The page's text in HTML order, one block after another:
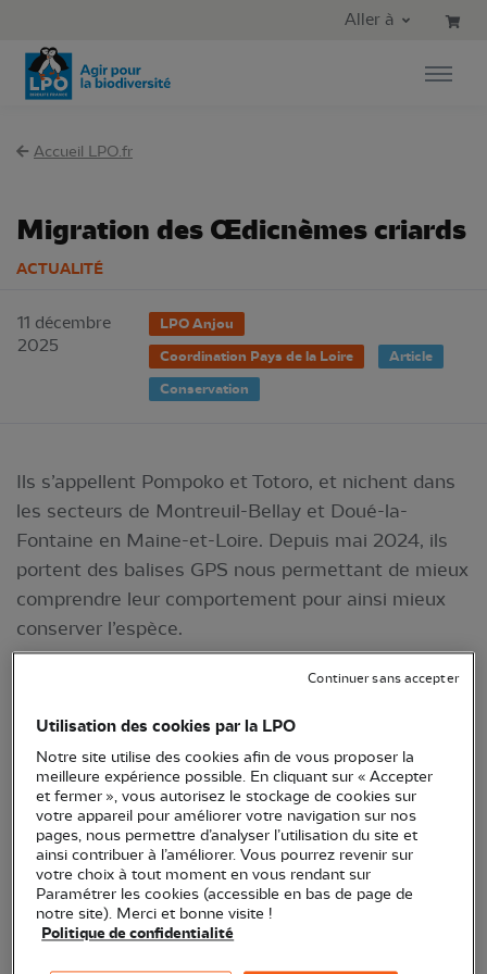
Aller au menu principal
Aller à
Accueil LPO.fr
Migration des Œdicnèmes criards
ACTUALITÉ
11 décembre
2025
LPO Anjou
Coordination Pays de la Loire
Article
Conservation
Ils s’appellent Pompoko et Totoro, et nichent dans
les secteurs de Montreuil-Bellay et Doué-la-
Fontaine en Maine-et-Loire. Depuis mai 2024, ils
portent des balises GPS nous permettant de mieux
comprendre leur comportement pour ainsi mieux
conserver l’espèce.
En 2024, un comportement de migration
vers 17 h. Arrivé aux environs de La Rochelle deux
heures plus tard, il choisit de couper par la mer.
Même pas peur, avec une vitesse moyenne de 65
km/h, il atteindra l’Espagne avant minuit. Il fait une
pause de trois jours vers Burgos, puis traverse le
pays pour rejoindre son site d’hivernage : les
Utilisation des cookies par la LPO
Notre site utilise des cookies afin de vous proposer la
meilleure expérience possible. En cliquant sur « Accepter
et fermer », vous autorisez le stockage de cookies sur
votre appareil pour améliorer votre navigation sur nos
pages, nous permettre d’analyser l’utilisation du site et
ainsi contribuer à l’améliorer. Vous pourrez revenir sur
votre choix à tout moment en vous rendant sur
Paramétrer les cookies (accessible en bas de page de
notre site). Merci et bonne visite !
Politique de confidentialité
Continuer sans accepter